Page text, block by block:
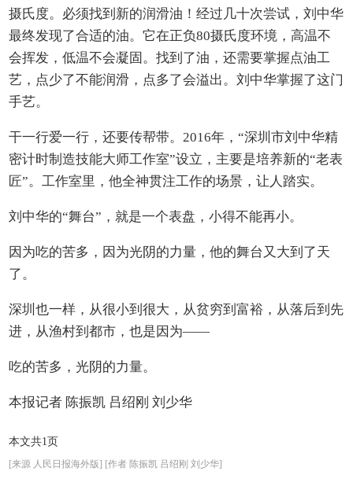
摄氏度。必须找到新的润滑油！经过几十次尝试，刘中华
最终发现了合适的油。它在正负80摄氏度环境，高温不
会挥发，低温不会凝固。找到了油，还需要掌握点油工
艺，点少了不能润滑，点多了会溢出。刘中华掌握了这门
手艺。
干一行爱一行，还要传帮带。2016年，“深圳市刘中华精
密计时制造技能大师工作室”设立，主要是培养新的“老表
匠”。工作室里，他全神贯注工作的场景，让人踏实。
刘中华的“舞台”，就是一个表盘，小得不能再小。
因为吃的苦多，因为光阴的力量，他的舞台又大到了天
了。
深圳也一样，从很小到很大，从贫穷到富裕，从落后到先
进，从渔村到都市，也是因为——
吃的苦多，光阴的力量。
本报记者 陈振凯 吕绍刚 刘少华
本文共1页
[来源 人民日报海外版] [作者 陈振凯 吕绍刚 刘少华]